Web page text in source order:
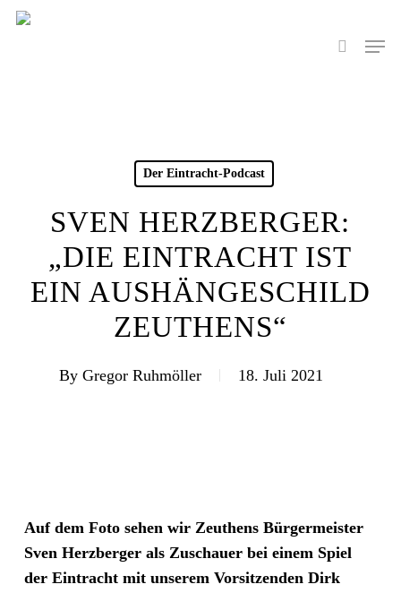
Skip
search
Menu
Der Eintracht-Podcast
SVEN HERZBERGER:
„DIE EINTRACHT IST
EIN AUSHÄNGESCHILD
ZEUTHENS“
By Gregor Ruhmöller 18. Juli 2021
Auf dem Foto sehen wir Zeuthens Bürgermeister
Sven Herzberger als Zuschauer bei einem Spiel
der Eintracht mit unserem Vorsitzenden Dirk